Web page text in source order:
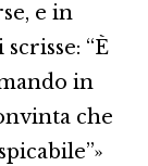
e in
“È
in
che